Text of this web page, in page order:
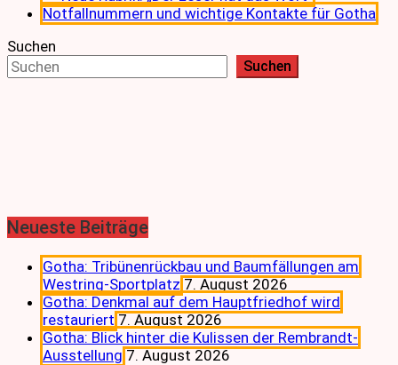
Notfallnummern und wichtige Kontakte für Gotha
Suchen
Suchen
Neueste Beiträge
Gotha: Tribünenrückbau und Baumfällungen am
Westring-Sportplatz 7. August 2026
Gotha: Denkmal auf dem Hauptfriedhof wird
restauriert 7. August 2026
Gotha: Blick hinter die Kulissen der Rembrandt-
Ausstellung 7. August 2026